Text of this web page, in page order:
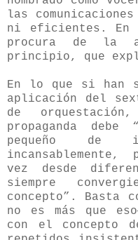
las
ni eficientes. En
procura de la
principio, que
En lo que si han
aplicación del
de
propaganda debe
pequeño de
vez desde
siempre
concepto”. Basta
no es más que
con el concepto